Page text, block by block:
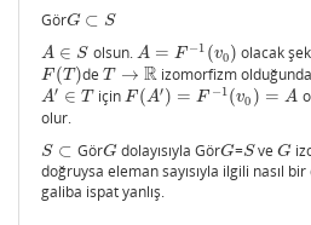
GörG
G ⊂ S
⊂S
A ∈ S
A∈S olsun. A = F −1 (v0)
A= F− 1(v0) olacak
F (T )
F(T) de T → R
T→R izomorfizm
A′ ∈ T
A′∈T içinF(A′) = F −1(v0 ) = A
F(A′)=F −1( v0)=A
olur.
S ⊂
S⊂ GörG
Gdolayısıyla GörG
G=S
Sve G
G
doğruysa eleman sayısıyla ilgili nasıl
galiba ispat yanlış.